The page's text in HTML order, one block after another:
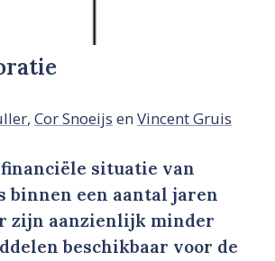
, Cor Snoeijs enVincent Gruis
situatie van
binnen een aantal jaren
zijn aanzienlijk minder
beschikbaar voor de